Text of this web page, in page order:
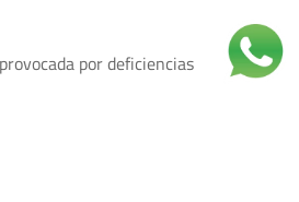
por deficiencias